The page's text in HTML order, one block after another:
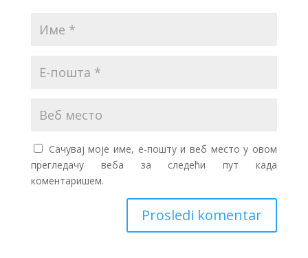
Сачувај моје име, е-пошту и веб место у овом
прегледачу веба за следећи пут када
коментаришем.